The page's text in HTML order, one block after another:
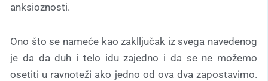
anksioznosti.
Ono što se nameće kao zaklljučak iz svega navedenog
je da da duh i telo idu zajedno i da se ne možemo
osetiti u ravnoteži ako jedno od ova dva zapostavimo.